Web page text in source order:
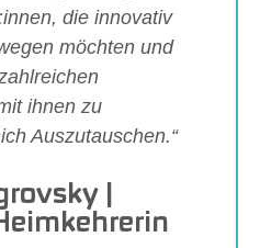
die innovativ
möchten und
ihnen zu
Auszutauschen.“
|